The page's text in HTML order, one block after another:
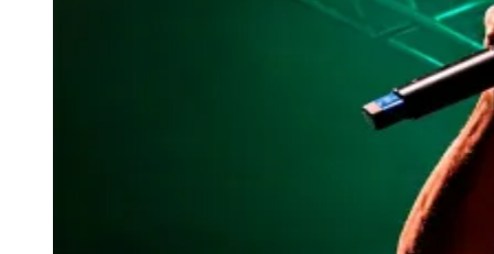
CotiaPirapora